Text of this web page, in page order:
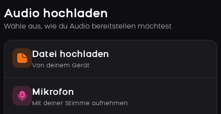
Audio hochladen
Wähle aus, wie du Audio bereitstellen möchtest
Datei hochladen
Von deinem Gerät
Mikrofon
Mit deiner Stimme aufnehmen